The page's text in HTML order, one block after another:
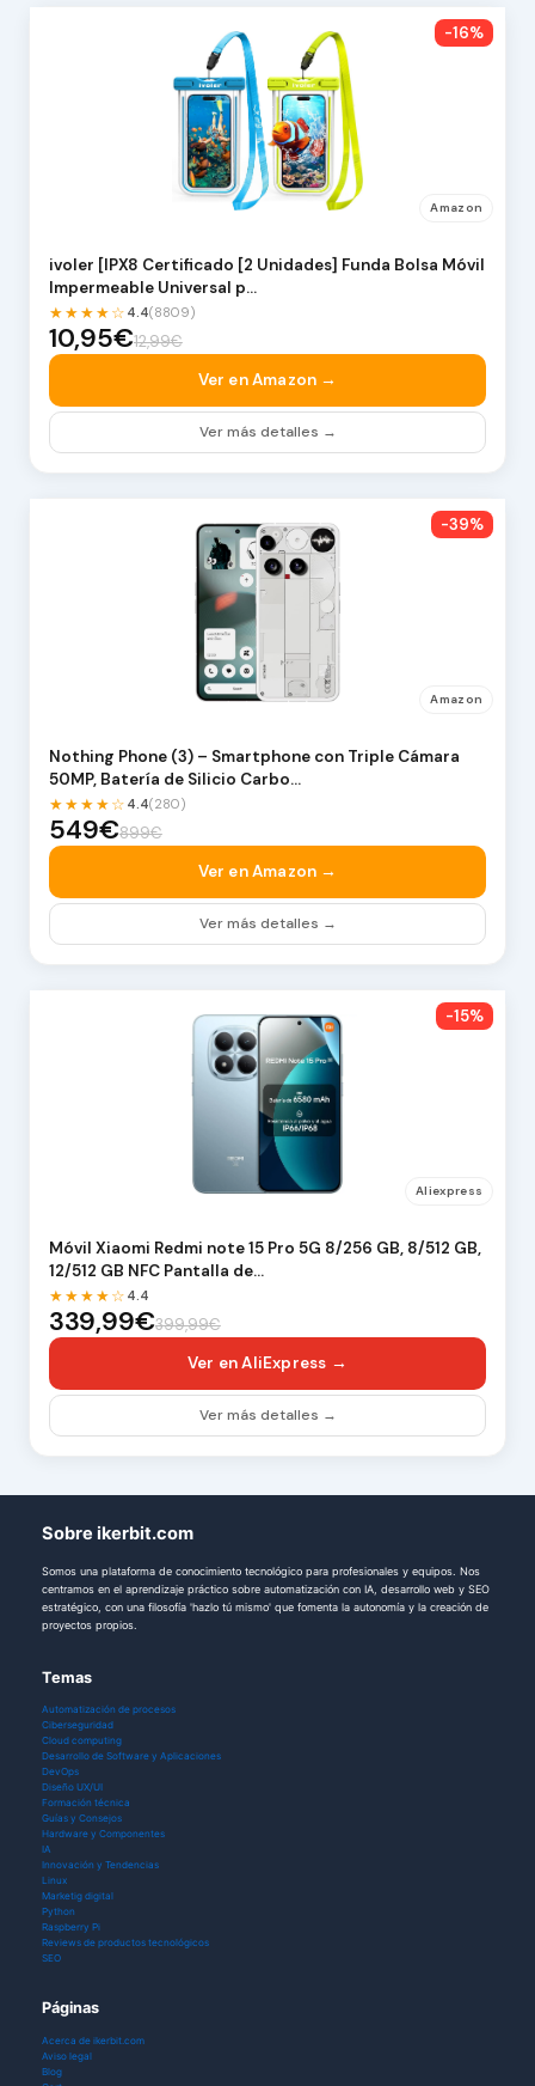
-16%
Amazon
ivoler [IPX8 Certificado [2 Unidades] Funda Bolsa Móvil
Impermeable Universal p…
★★★★☆ 4.4(8809)
10,95€12,99€
Ver en Amazon →
Ver más detalles →
-39%
Amazon
Nothing Phone (3) – Smartphone con Triple Cámara
50MP, Batería de Silicio Carbo…
★★★★☆ 4.4(280)
549€899€
Ver en Amazon →
Ver más detalles →
-15%
Aliexpress
Móvil Xiaomi Redmi note 15 Pro 5G 8/256 GB, 8/512 GB,
12/512 GB NFC Pantalla de…
★★★★☆ 4.4
339,99€399,99€
Ver en AliExpress →
Ver más detalles →
Sobre ikerbit.com
Somos una plataforma de conocimiento tecnológico para profesionales y equipos. Nos
centramos en el aprendizaje práctico sobre automatización con IA, desarrollo web y SEO
estratégico, con una filosofía 'hazlo tú mismo' que fomenta la autonomía y la creación de
proyectos propios.
Temas
Automatización de procesos
Ciberseguridad
Cloud computing
Desarrollo de Software y Aplicaciones
DevOps
Diseño UX/UI
Formación técnica
Guías y Consejos
Hardware y Componentes
IA
Innovación y Tendencias
Linux
Marketig digital
Python
Raspberry Pi
Reviews de productos tecnológicos
SEO
Páginas
Acerca de ikerbit.com
Aviso legal
Blog